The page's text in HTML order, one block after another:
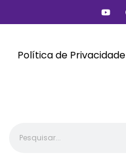
Política de Privacidade